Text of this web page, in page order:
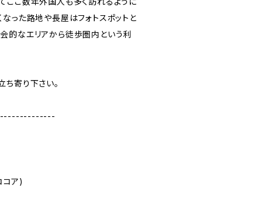
った路地や長屋はフォトスポットと
的なエリアから徒歩圏内という利
寄り下さい。
ア)